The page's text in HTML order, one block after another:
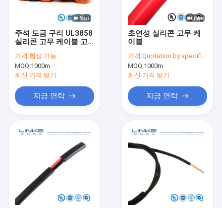
주석 도금 구리 UL3858
실리콘 고무 케이블 고
전압 3000V
가격:협상 가능
MOQ:1000m
최신 가격 받기
지금 연락
초연성 실리콘 고무 케
이블
가격:Quotation by specification
MOQ:1000m
최신 가격 받기
지금 연락